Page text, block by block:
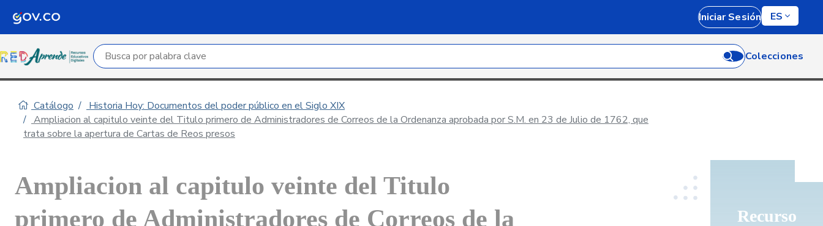
Iniciar Sesión ES
Campo de búsqueda por palabra clave Colecciones
Catálogo
Historia Hoy: Documentos del poder público en el Siglo XIX
Ampliacion al capitulo veinte del Titulo primero de Administradores de Correos de la Ordenanza aprobada por S.M. en 23 de Julio de 1762, que
trata sobre la apertura de Cartas de Reos presos
Recurso
Ampliacion al capitulo veinte del Titulo
primero de Administradores de Correos de la